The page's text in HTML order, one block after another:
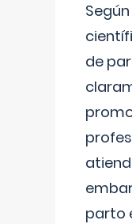
de
parto